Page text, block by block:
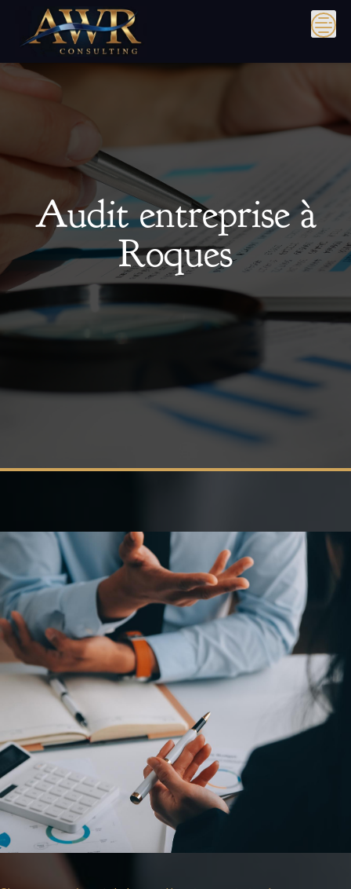
content
Audit entreprise à
Roques